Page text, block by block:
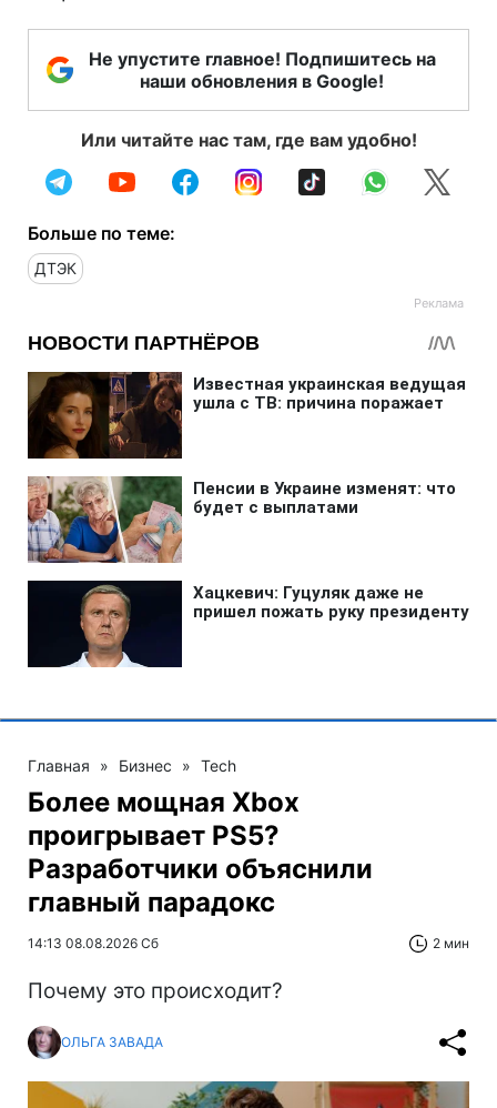
Не упустите главное! Подпишитесь на
наши обновления в Google!
Или читайте нас там, где вам удобно!
Больше по теме:
ДТЭК
Главная » Бизнес » Tech
Более мощная Xbox
проигрывает PS5?
Разработчики объяснили
главный парадокс
14:13 08.08.2026 Сб 2 мин
Почему это происходит?
ОЛЬГА ЗАВАДА